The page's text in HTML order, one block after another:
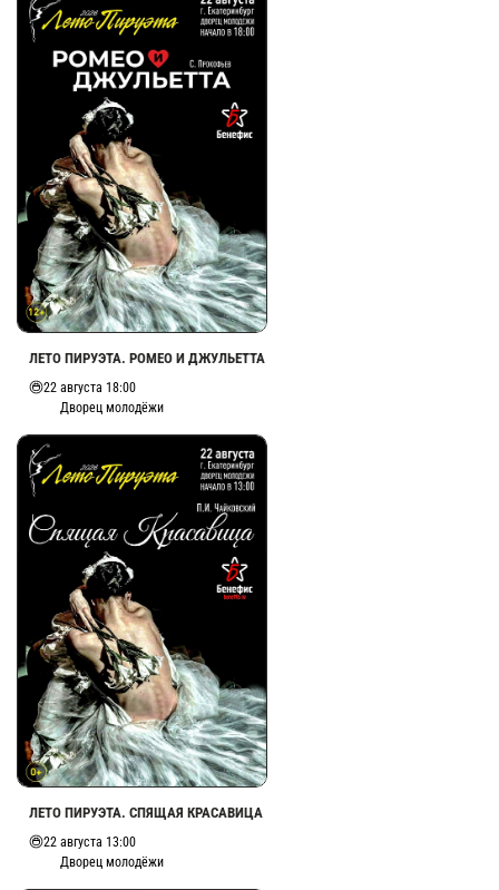
ЛЕТО ПИРУЭТА. РОМЕО И ДЖУЛЬЕТТА
22 августа 18:00
Дворец молодёжи
ЛЕТО ПИРУЭТА. СПЯЩАЯ КРАСАВИЦА
22 августа 13:00
Дворец молодёжи